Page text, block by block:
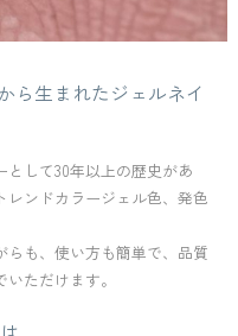
ら生まれたジェルネイ
して30年以上の歴史があ
レンドカラージェル色、発色
も、使い方も簡単で、品質
ただけます。